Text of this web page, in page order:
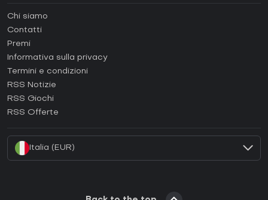
Come attivare una Steam CD Key?
Come attivare una Epic Games CD Key?
Come attivare una GOG CD Key?
Come attivare una Ubisoft Connect CD Key?
Chi siamo
Contatti
Premi
Informativa sulla privacy
Termini e condizioni
RSS Notizie
RSS Giochi
RSS Offerte
Italia (EUR)